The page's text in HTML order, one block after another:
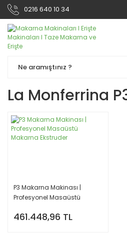
0216 640 10 34
La Monferrina
P3 Makarna Makinası |
Profesyonel Masaüstü
461.448,96 TL